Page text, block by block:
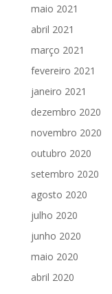
maio 2021
abril 2021
março 2021
fevereiro 2021
janeiro 2021
dezembro 2020
novembro 2020
outubro 2020
setembro 2020
agosto 2020
julho 2020
junho 2020
maio 2020
abril 2020